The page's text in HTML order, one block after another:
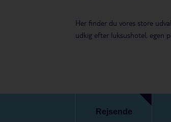
Her finder du vores store
udkig efter luksushotel, egen
Rejsende